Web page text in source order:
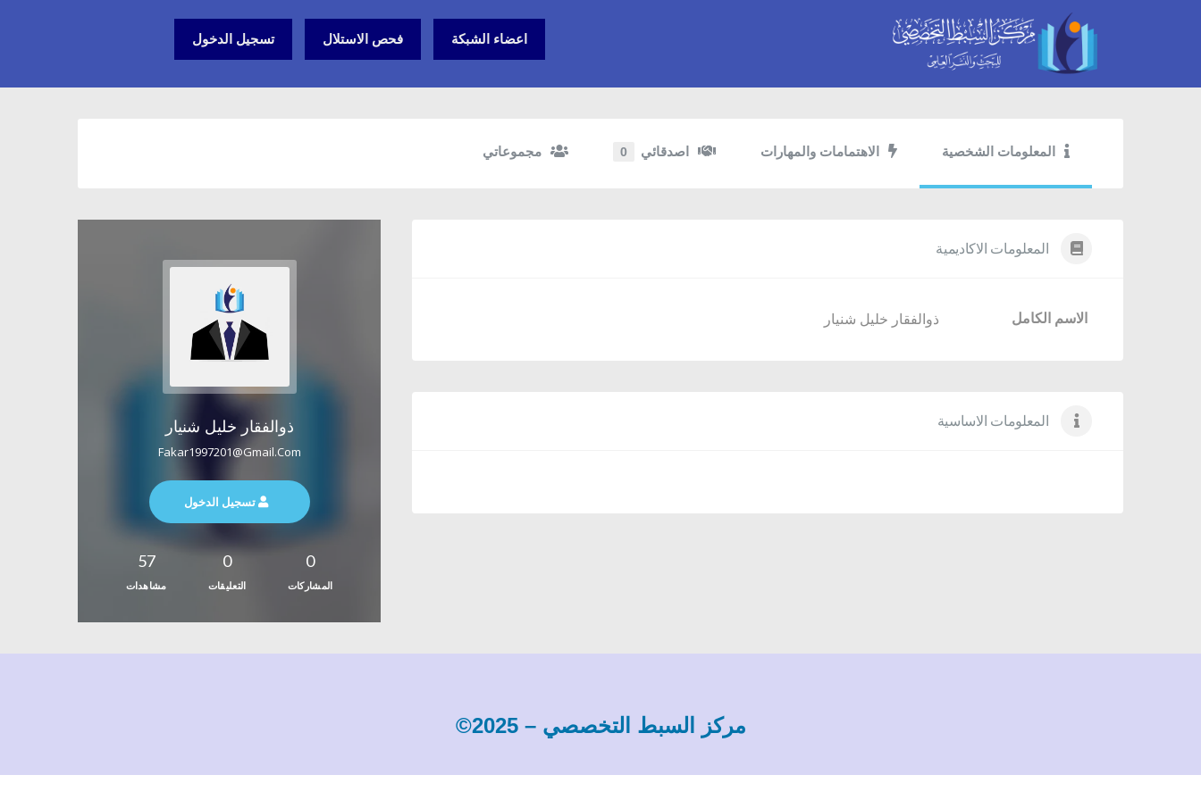
اعضاء الشبكة فحص الاستلال تسجيل الدخول
المعلومات الشخصية الاهتمامات والمهارات اصدقائي 0 مجموعاتي
ذوالفقار خليل شنيار
Fakar1997201@gmail.com
تسجيل الدخول
0
المشاركات
0
التعليقات
57
مشاهدات
المعلومات الاكاديمية
الاسم الكامل ذوالفقار خليل شنيار
المعلومات الاساسية
مركز السبط التخصصي – 2025©